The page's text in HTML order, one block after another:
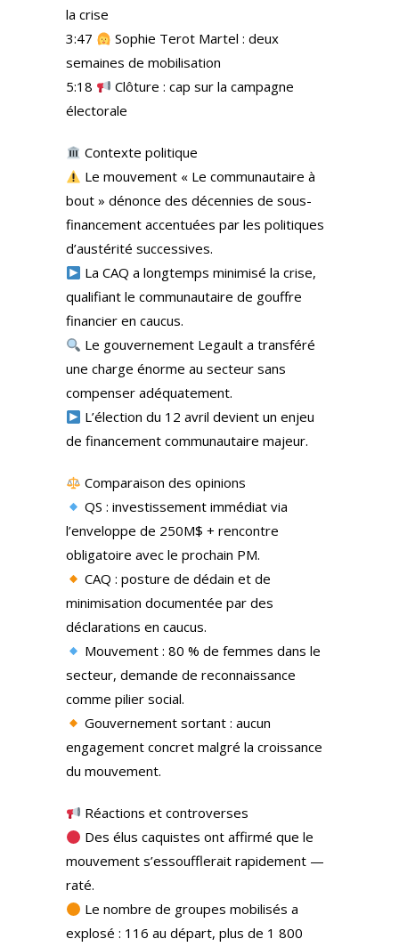
la crise
3:47
Sophie Terot Martel : deux
semaines de mobilisation
5:18
Clôture : cap sur la campagne
électorale
Contexte politique
Le mouvement « Le communautaire à
bout » dénonce des décennies de sous-
financement accentuées par les politiques
d’austérité successives.
La CAQ a longtemps minimisé la crise,
qualifiant le communautaire de gouffre
financier en caucus.
Le gouvernement Legault a transféré
une charge énorme au secteur sans
compenser adéquatement.
L’élection du 12 avril devient un enjeu
de financement communautaire majeur.
Comparaison des opinions
QS : investissement immédiat via
l’enveloppe de 250M$ + rencontre
obligatoire avec le prochain PM.
CAQ : posture de dédain et de
minimisation documentée par des
déclarations en caucus.
Mouvement : 80 % de femmes dans le
secteur, demande de reconnaissance
comme pilier social.
Gouvernement sortant : aucun
engagement concret malgré la croissance
du mouvement.
Réactions et controverses
Des élus caquistes ont affirmé que le
mouvement s’essoufflerait rapidement —
raté.
Le nombre de groupes mobilisés a
explosé : 116 au départ, plus de 1 800